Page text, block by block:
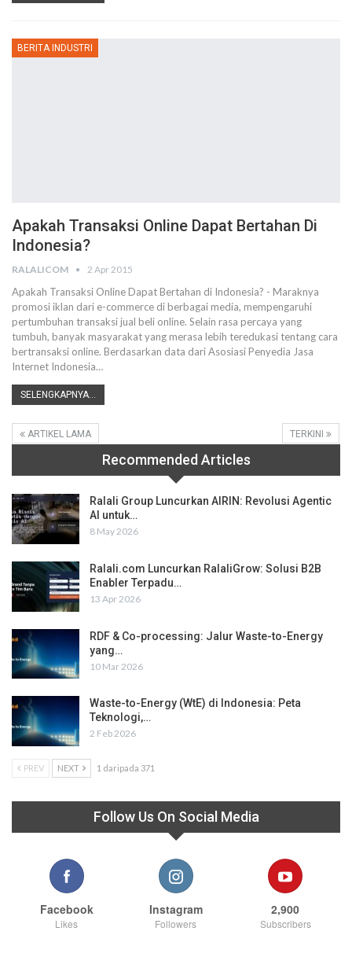
BERITA INDUSTRI
Apakah Transaksi Online Dapat Bertahan Di
Indonesia?
RALALICOM 2 Apr 2015
Apakah Transaksi Online Dapat Bertahan di Indonesia? - Maraknya
promosi iklan dari e-commerce di berbagai media, mempengaruhi
pertumbuhan transaksi jual beli online. Selain rasa percaya yang
tumbuh, banyak masyarakat yang merasa lebih teredukasi tentang cara
bertransaksi online. Berdasarkan data dari Asosiasi Penyedia Jasa
Internet Indonesia…
SELENGKAPNYA...
ARTIKEL LAMA TERKINI
Recommended Articles
Ralali Group Luncurkan AIRIN: Revolusi Agentic
AI untuk…
8 May 2026
Ralali.com Luncurkan RalaliGrow: Solusi B2B
Enabler Terpadu…
13 Apr 2026
RDF & Co-processing: Jalur Waste-to-Energy
yang…
10 Mar 2026
Waste-to-Energy (WtE) di Indonesia: Peta
Teknologi,…
2 Feb 2026
PREV NEXT 1 daripada 371
Follow Us On Social Media
Facebook
Likes
Instagram
Followers
2,900
Subscribers